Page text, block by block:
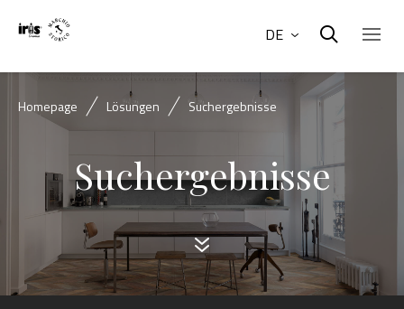
DE
Homepage Lösungen Suchergebnisse
Suchergebnisse